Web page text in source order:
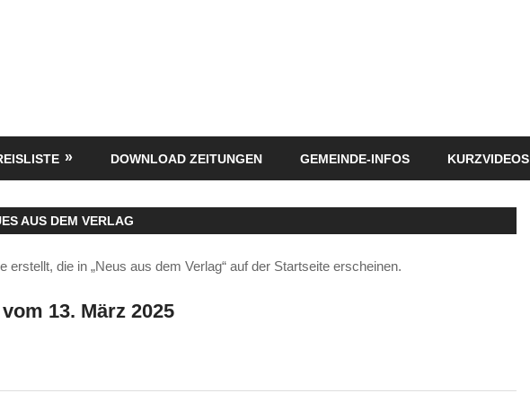
DOWNLOAD ZEITUNGEN GEMEINDE-INFOS KURZVIDEOS
AUS DEM VERLAG
erstellt, die in „Neus aus dem Verlag“ auf der Startseite erscheinen.
13. März 2025